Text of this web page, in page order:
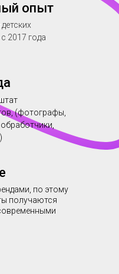
опыт
2017 года
(фотографы,
по этому
получаются